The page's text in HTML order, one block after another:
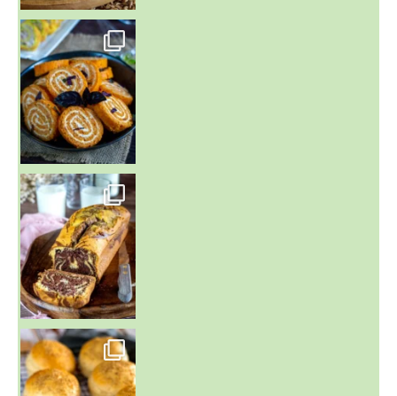
~ BUNS MAISON ~
Un peu de boulange par ici au